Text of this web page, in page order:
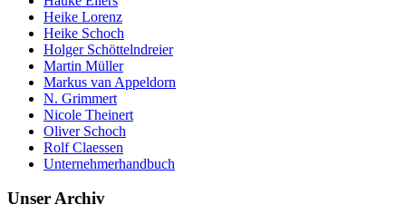
Heike Lorenz
Heike Schoch
Holger Schöttelndreier
Martin Müller
Markus van Appeldorn
N. Grimmert
Nicole Theinert
Oliver Schoch
Rolf Claessen
Unternehmerhandbuch
Unser Archiv